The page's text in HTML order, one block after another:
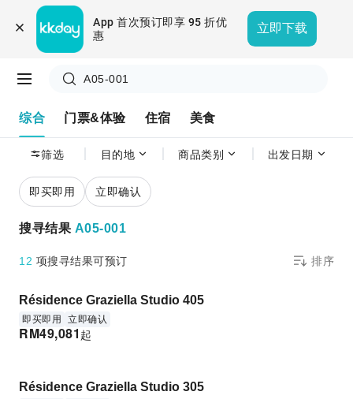
App 首次预订即享 95 折优
惠
立即下载
A05-001
综合 门票&体验 住宿 美食
筛选 目的地 商品类别 出发日期
即买即用 立即确认
搜寻结果 A05-001
12 项搜寻结果可预订 排序
Résidence Graziella Studio 405
即买即用 立即确认
RM49,081 起
Résidence Graziella Studio 305